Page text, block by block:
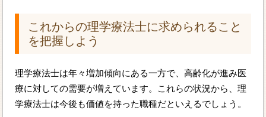
これからの理学療法士に求められること
を把握しよう
理学療法士は年々増加傾向にある一方で、高齢化が進み医
療に対しての需要が増えています。これらの状況から、理
学療法士は今後も価値を持った職種だといえるでしょう。